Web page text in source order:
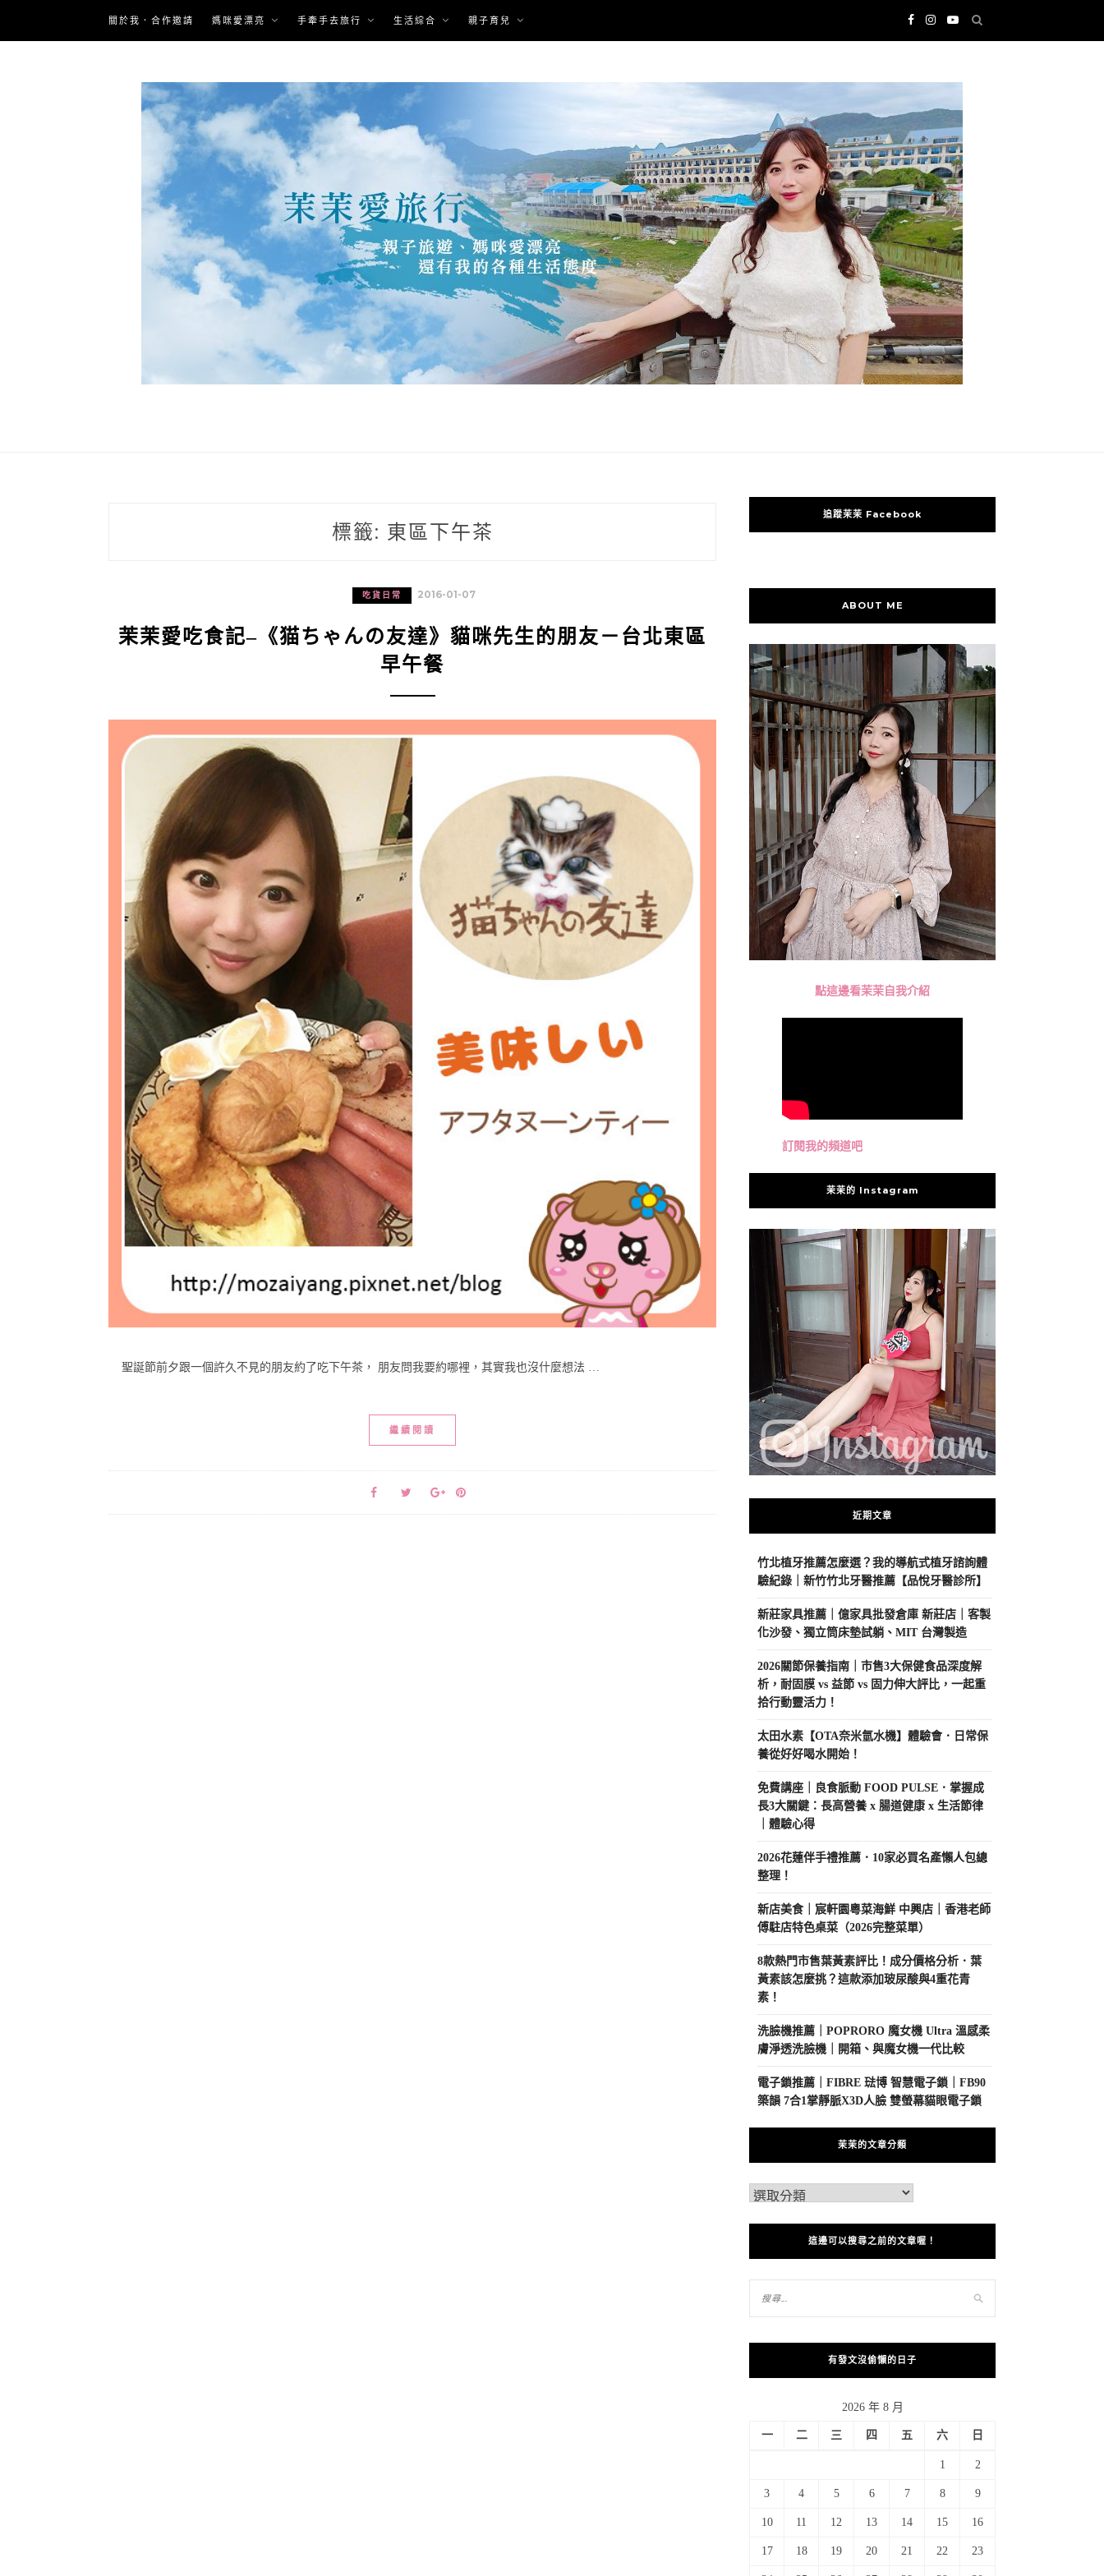
content
關於我．合作邀請 媽咪愛漂亮 手牽手去旅行 生活綜合 親子育兒
標籤: 東區下午茶
吃貨日常 2016-01-07
茉茉愛吃食記–《猫ちゃんの友達》貓咪先生的朋友－台北東區
早午餐
聖誕節前夕跟一個許久不見的朋友約了吃下午茶， 朋友問我要約哪裡，其實我也沒什麼想法 …
繼續閱讀
追蹤茉茉 Facebook
ABOUT ME
點這邊看茉茉自我介紹
訂閱我的頻道吧
茉茉的 Instagram
近期文章
竹北植牙推薦怎麼選？我的導航式植牙諮詢體
驗紀錄｜新竹竹北牙醫推薦【品悅牙醫診所】
新莊家具推薦｜億家具批發倉庫 新莊店｜客製
化沙發、獨立筒床墊試躺、MIT 台灣製造
2026關節保養指南｜市售3大保健食品深度解
析，耐固膜 vs 益節 vs 固力伸大評比，一起重
拾行動靈活力！
太田水素【OTA奈米氫水機】體驗會．日常保
養從好好喝水開始！
免費講座｜良食脈動 FOOD PULSE．掌握成
長3大關鍵：長高營養 x 腸道健康 x 生活節律
｜體驗心得
2026花蓮伴手禮推薦．10家必買名產懶人包總
整理！
新店美食｜宸軒園粵菜海鮮 中興店｜香港老師
傅駐店特色桌菜（2026完整菜單）
8款熱門市售葉黃素評比！成分價格分析．葉
黃素該怎麼挑？這款添加玻尿酸與4重花青
素！
洗臉機推薦｜POPRORO 魔女機 Ultra 溫感柔
膚淨透洗臉機｜開箱、與魔女機一代比較
電子鎖推薦｜FIBRE 琺博 智慧電子鎖｜FB90
築韻 7合1掌靜脈X3D人臉 雙螢幕貓眼電子鎖
茉茉的文章分類
這邊可以搜尋之前的文章喔！
有發文沒偷懶的日子
2026 年 8 月
一 二 三 四 五 六 日
1 2
3 4 5 6 7 8 9
10 11 12 13 14 15 16
17 18 19 20 21 22 23